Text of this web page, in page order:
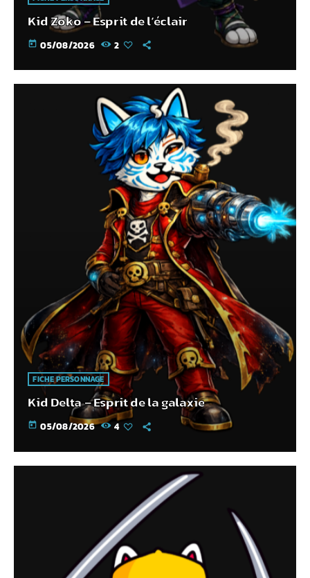
Kid Zoko – Esprit de l’éclair
today 05/08/2026 2
FICHE PERSONNAGE
Kid Delta – Esprit de la galaxie
today 05/08/2026 4